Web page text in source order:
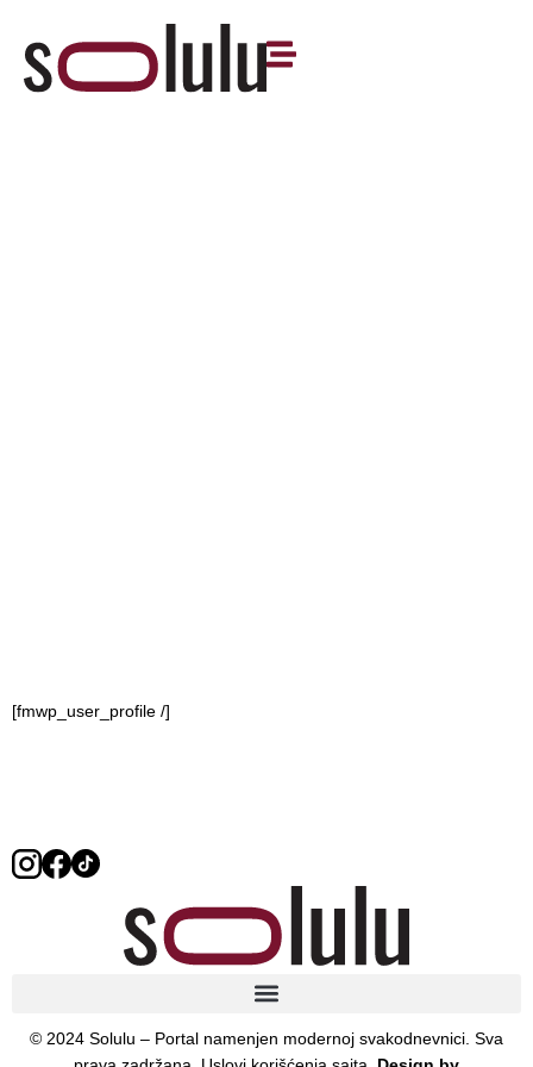
[fmwp_user_profile /]
© 2024 Solulu – Portal namenjen modernoj svakodnevnici. Sva